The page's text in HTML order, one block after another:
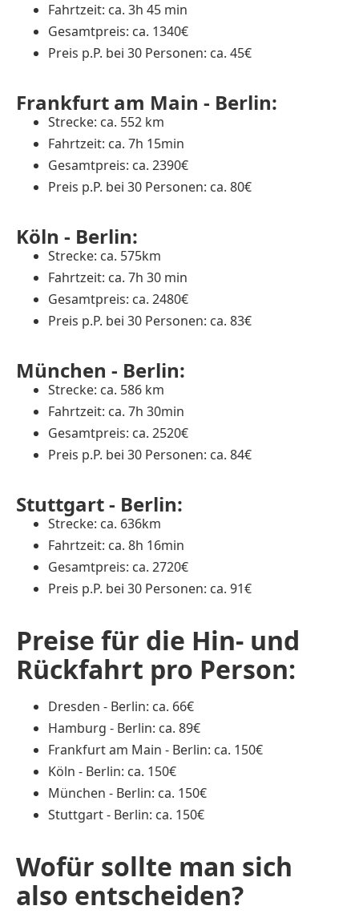
Fahrtzeit: ca. 3h 45 min
Gesamtpreis: ca. 1340€
Preis p.P. bei 30 Personen: ca. 45€
Frankfurt am Main - Berlin:
Strecke: ca. 552 km
Fahrtzeit: ca. 7h 15min
Gesamtpreis: ca. 2390€
Preis p.P. bei 30 Personen: ca. 80€
Köln - Berlin:
Strecke: ca. 575km
Fahrtzeit: ca. 7h 30 min
Gesamtpreis: ca. 2480€
Preis p.P. bei 30 Personen: ca. 83€
München - Berlin:
Strecke: ca. 586 km
Fahrtzeit: ca. 7h 30min
Gesamtpreis: ca. 2520€
Preis p.P. bei 30 Personen: ca. 84€
Stuttgart - Berlin:
Strecke: ca. 636km
Fahrtzeit: ca. 8h 16min
Gesamtpreis: ca. 2720€
Preis p.P. bei 30 Personen: ca. 91€
Preise für die Hin- und
Rückfahrt pro Person:
Dresden - Berlin: ca. 66€
Hamburg - Berlin: ca. 89€
Frankfurt am Main - Berlin: ca. 150€
Köln - Berlin: ca. 150€
München - Berlin: ca. 150€
Stuttgart - Berlin: ca. 150€
Wofür sollte man sich
also entscheiden?